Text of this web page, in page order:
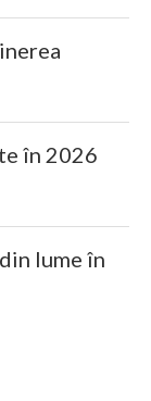
în 2026
lume în